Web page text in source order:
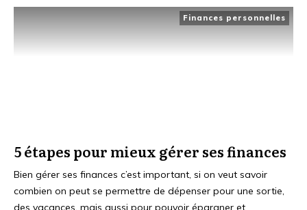
Finances personnelles
5 étapes pour mieux gérer ses finances
Bien gérer ses finances c’est important, si on veut savoir
combien on peut se permettre de dépenser pour une sortie,
des vacances, mais aussi pour pouvoir épargner et